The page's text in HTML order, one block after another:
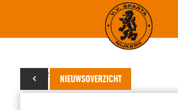
NIEUWSOVERZICHT
30 juli 2025